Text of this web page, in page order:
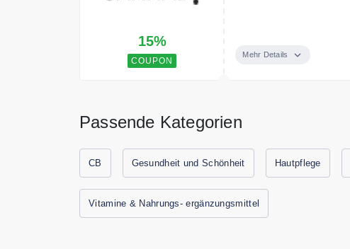
15%
COUPON
Mehr Details
Passende Kategorien
CB Gesundheit und Schönheit Hautpflege
Vitamine & Nahrungs- ergänzungsmittel